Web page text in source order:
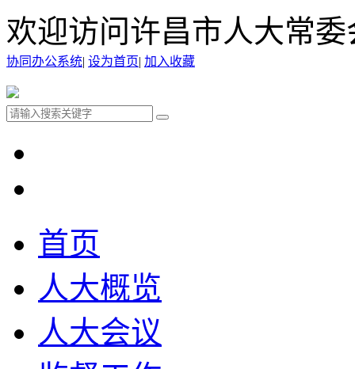
欢迎访问许昌市人大常
协同办公系统| 设为首页| 加入收藏
首页
人大概览
人大会议